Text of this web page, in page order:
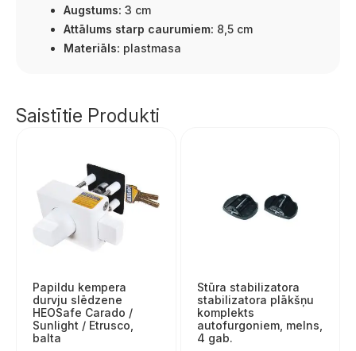
Augstums: 3 cm
Attālums starp caurumiem: 8,5 cm
Materiāls: plastmasa
Saistītie Produkti
Papildu kempera
durvju slēdzene
HEOSafe Carado /
Sunlight / Etrusco,
balta
Stūra stabilizatora
stabilizatora plākšņu
komplekts
autofurgoniem, melns,
4 gab.